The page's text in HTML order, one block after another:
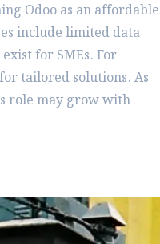
Odoo as an affordable
include limited data
for SMEs. For
tailored solutions. As
role may grow with